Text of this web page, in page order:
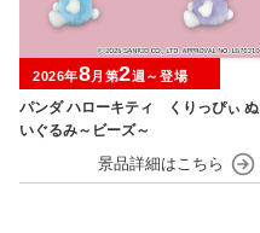
パンダ ハローキティ くりっぴぃ ぬ
いぐるみ～ビーズ～
2026年8月第2週～登場